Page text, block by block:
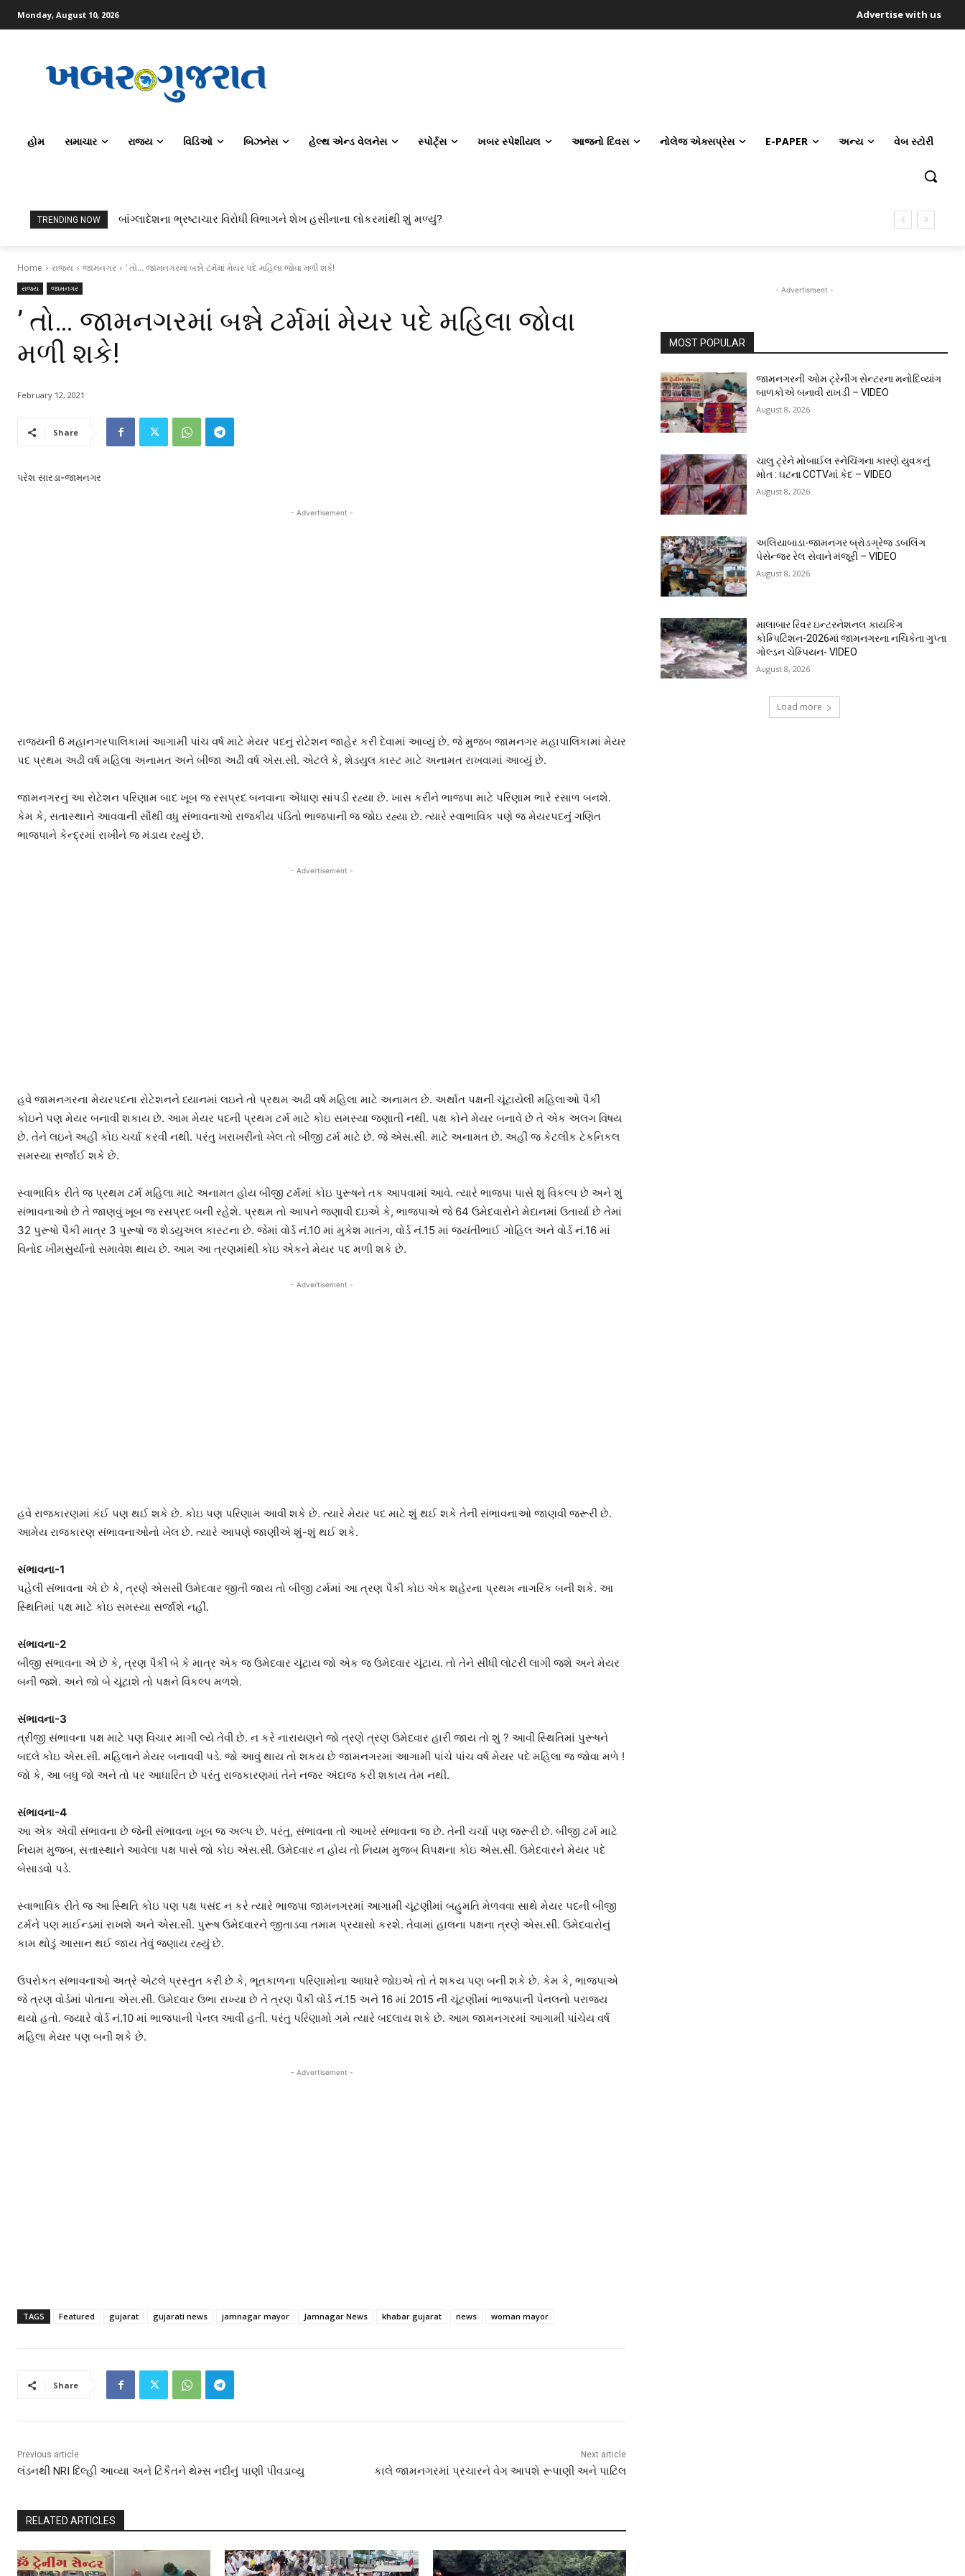
Monday, August 10, 2026 Advertise with us
હોમ સમાચાર રાજ્ય વિડિઓ બિઝનેસ હેલ્થ એન્ડ વેલનેસ સ્પોર્ટ્સ ખબર સ્પેશીયલ આજનો દિવસ નોલેજ એક્સપ્રેસ E-PAPER અન્ય વેબ સ્ટોરી
TRENDING NOW બાંગ્લાદેશના ભ્રષ્ટાચાર વિરોધી વિભાગને શેખ હસીનાના લોકરમાંથી શું મળ્યું?
Home રાજ્ય જામનગર ’ તો... જામનગરમાં બન્ને ટર્મમાં મેયર પદે મહિલા જોવા મળી શકે!
રાજ્ય જામનગર
’ તો… જામનગરમાં બન્ને ટર્મમાં મેયર પદે મહિલા જોવા
મળી શકે!
February 12, 2021
Share
પરેશ સારડા-જામનગર
- Advertisement -
રાજ્યની 6 મહાનગરપાલિકામાં આગામી પાંચ વર્ષ માટે મેયર પદનું રોટેશન જાહેર કરી દેવામાં આવ્યું છે. જે મુજબ જામનગર મહાપાલિકામાં મેયર
પદ પ્રથમ અઢી વર્ષ મહિલા અનામત અને બીજા અઢી વર્ષ એસ.સી. એટલે કે, શેડયુલ કાસ્ટ માટે અનામત રાખવામાં આવ્યું છે.
જામનગરનું આ રોટેશન પરિણામ બાદ ખૂબ જ રસપ્રદ બનવાના એંધાણ સાંપડી રહ્યા છે. ખાસ કરીને ભાજપા માટે પરિણામ ભારે રસાળ બનશે.
કેમ કે, સતાસ્થાને આવવાની સૌથી વધુ સંભાવનાઓ રાજકીય પંડિતો ભાજપાની જ જોઇ રહ્યા છે. ત્યારે સ્વાભાવિક પણે જ મેયરપદનું ગણિત
ભાજપાને કેન્દ્રમાં રાખીને જ મંડાય રહ્યું છે.
- Advertisement -
હવે જામનગરના મેયરપદના રોટેશનને ધ્યાનમાં લઇને તો પ્રથમ અઢી વર્ષ મહિલા માટે અનામત છે. અર્થાત પક્ષની ચૂંટાયેલી મહિલાઓ પૈકી
કોઇને પણ મેયર બનાવી શકાય છે. આમ મેયર પદની પ્રથમ ટર્મ માટે કોઇ સમસ્યા જણાતી નથી. પક્ષ કોને મેયર બનાવે છે તે એક અલગ વિષય
છે. તેને લઇને અહીં કોઇ ચર્ચા કરવી નથી. પરંતુ ખરાખરીનો ખેલ તો બીજી ટર્મ માટે છે. જે એસ.સી. માટે અનામત છે. અહીં જ કેટલીક ટેકનિકલ
સમસ્યા સર્જાઈ શકે છે.
સ્વાભાવિક રીતે જ પ્રથમ ટર્મ મહિલા માટે અનામત હોય બીજી ટર્મમાં કોઇ પુરૂષને તક આપવામાં આવે. ત્યારે ભાજપા પાસે શું વિકલ્પ છે અને શું
સંભાવનાઓ છે તે જાણવું ખૂબ જ રસપ્રદ બની રહેશે. પ્રથમ તો આપને જણાવી દઇએ કે, ભાજપાએ જે 64 ઉમેદવારોને મેદાનમાં ઉતાર્યા છે તેમાં
32 પુરૂષો પૈકી માત્ર 3 પુરૂષો જ શેડયુઅલ કાસ્ટના છે. જેમાં વોર્ડ નં.10 માં મુકેશ માતંગ, વોર્ડ નં.15 માં જયંતીભાઈ ગોહિલ અને વોર્ડ નં.16 માં
વિનોદ ખીમસુર્યાનો સમાવેશ થાય છે. આમ આ ત્રણમાંથી કોઇ એકને મેયર પદ મળી શકે છે.
- Advertisement -
હવે રાજકારણમાં કંઈ પણ થઈ શકે છે. કોઇ પણ પરિણામ આવી શકે છે. ત્યારે મેયર પદ માટે શું થઈ શકે તેની સંભાવનાઓ જાણવી જરૂરી છે.
આમેય રાજકારણ સંભાવનાઓનો ખેલ છે. ત્યારે આપણે જાણીએ શું-શું થઈ શકે.
સંભાવના-1
પહેલી સંભાવના એ છે કે, ત્રણે એસસી ઉમેદવાર જીતી જાય તો બીજી ટર્મમાં આ ત્રણ પૈકી કોઇ એક શહેરના પ્રથમ નાગરિક બની શકે. આ
સ્થિતિમાં પક્ષ માટે કોઇ સમસ્યા સર્જાશે નહીં.
સંભાવના-2
બીજી સંભાવના એ છે કે, ત્રણ પૈકી બે કે માત્ર એક જ ઉમેદવાર ચૂંટાય જો એક જ ઉમેદવાર ચૂંટાય. તો તેને સીધી લોટરી લાગી જશે અને મેયર
બની જશે. અને જો બે ચૂંટાશે તો પક્ષને વિકલ્પ મળશે.
સંભાવના-3
ત્રીજી સંભાવના પક્ષ માટે પણ વિચાર માગી લ્યે તેવી છે. ન કરે નારાયણને જો ત્રણે ત્રણ ઉમેદવાર હારી જાય તો શું ? આવી સ્થિતિમાં પુરૂષને
બદલે કોઇ એસ.સી. મહિલાને મેયર બનાવવી પડે. જો આવું થાય તો શકય છે જામનગરમાં આગામી પાંચે પાંચ વર્ષ મેયર પદે મહિલા જ જોવા મળે !
જો કે, આ બધુ જો અને તો પર આધારિત છે પરંતુ રાજકારણમાં તેને નજર અંદાજ કરી શકાય તેમ નથી.
સંભાવના-4
આ એક એવી સંભાવના છે જેની સંભાવના ખૂબ જ અલ્પ છે. પરંતુ, સંભાવના તો આખરે સંભાવના જ છે. તેની ચર્ચા પણ જરૂરી છે. બીજી ટર્મ માટે
નિયમ મુજબ, સત્તાસ્થાને આવેલા પક્ષ પાસે જો કોઇ એસ.સી. ઉમેદવાર ન હોય તો નિયમ મુજબ વિપક્ષના કોઇ એસ.સી. ઉમેદવારને મેયર પદે
બેસાડવો પડે.
સ્વાભાવિક રીતે જ આ સ્થિતિ કોઇ પણ પક્ષ પસંદ ન કરે ત્યારે ભાજપા જામનગરમાં આગામી ચૂંટણીમાં બહુમતિ મેળવવા સાથે મેયર પદની બીજી
ટર્મને પણ માઈન્ડમાં રાખશે અને એસ.સી. પુરૂષ ઉમેદવારને જીતાડવા તમામ પ્રયાસો કરશે. તેવામાં હાલના પક્ષના ત્રણે એસ.સી. ઉમેદવારોનું
કામ થોડું આસાન થઈ જાય તેવું જણાય રહ્યું છે.
ઉપરોકત સંભાવનાઓ અત્રે એટલે પ્રસ્તુત કરી છે કે, ભૂતકાળના પરિણામોના આધારે જોઇએ તો તે શકય પણ બની શકે છે. કેમ કે, ભાજપાએ
જે ત્રણ વોર્ડમાં પોતાના એસ.સી. ઉમેદવાર ઉભા રાખ્યા છે તે ત્રણ પૈકી વોર્ડ નં.15 અને 16 માં 2015 ની ચૂંટણીમાં ભાજપાની પેનલનો પરાજય
થયો હતો. જયારે વોર્ડ નં.10 માં ભાજપાની પેનલ આવી હતી. પરંતુ પરિણામો ગમે ત્યારે બદલાય શકે છે. આમ જામનગરમાં આગામી પાંચેય વર્ષ
મહિલા મેયર પણ બની શકે છે.
- Advertisement -
TAGS Featured gujarat gujarati news jamnagar mayor Jamnagar News khabar gujarat news woman mayor
Share
Previous article
લંડનથી NRI દિલ્હી આવ્યા અને ટિકૈતને થેમ્સ નદીનું પાણી પીવડાવ્યુ
Next article
કાલે જામનગરમાં પ્રચારને વેગ આપશે રૂપાણી અને પાટિલ
RELATED ARTICLES
- Advertisment -
MOST POPULAR
જામનગરની ઓમ ટ્રેનીંગ સેન્ટરના મનોદિવ્યાંગ
બાળકોએ બનાવી રાખડી – VIDEO
August 8, 2026
ચાલુ ટ્રેને મોબાઈલ સ્નેચિંગના કારણે યુવકનું
મોત : ઘટના CCTVમાં કેદ – VIDEO
August 8, 2026
અલિયાબાડા-જામનગર બ્રોડગ્રેજ ડબલિંગ
પેસેન્જર રેલ સેવાને મંજૂરી – VIDEO
August 8, 2026
માલાબાર રિવર ઇન્ટરનેશનલ કાયકિંગ
કોમ્પિટિશન-2026માં જામનગરના નચિકેતા ગુપ્તા
ગોલ્ડન ચેમ્પિયન- VIDEO
August 8, 2026
Load more